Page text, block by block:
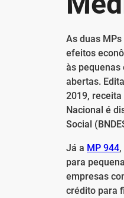
As duas
efeitos
às pequenas
abertas.
2019,
Nacional é
Social
Já a MP 944
para
empresas
crédito para